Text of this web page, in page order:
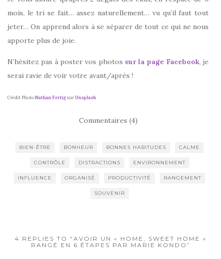
mois, le tri se fait… assez naturellement… vu qu’il faut tout
jeter… On apprend alors à se séparer de tout ce qui ne nous
apporte plus de joie.
N’hésitez pas à poster vos photos sur la page Facebook, je
serai ravie de voir votre avant/après !
Crédit PhotoNathan FertigsurUnsplash
Commentaires (4)
BIEN-ÊTRE BONHEUR BONNES HABITUDES CALME
CONTRÔLE DISTRACTIONS ENVIRONNEMENT
INFLUENCE ORGANISÉ PRODUCTIVITÉ RANGEMENT
SOUVENIR
4 REPLIES TO “AVOIR UN « HOME, SWEET HOME »
RANGÉ EN 6 ÉTAPES PAR MARIE KONDO”